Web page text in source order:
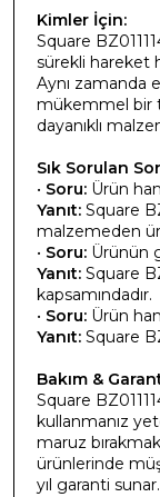
Kimler İçin:
Square
sürekli hareket
Aynı zamanda
mükemmel bir
dayanıklı
Sık Sorulan
• Soru: Ürün
Yanıt: Square
malzemeden
• Soru: Ürünün
Yanıt: Square
kapsamındadır.
• Soru: Ürün
Yanıt: Square
Bakım &
Square
kullanmanız
maruz
ürünlerinde
yıl garanti sunar.